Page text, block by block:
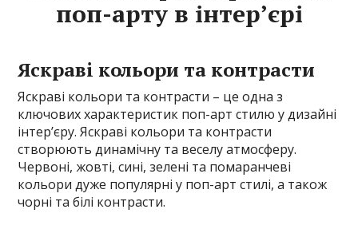
поп-арту в інтер’єрі
Яскраві кольори та контрасти
Яскраві кольори та контрасти – це одна з
ключових характеристик поп-арт стилю у дизайні
інтер’єру. Яскраві кольори та контрасти
створюють динамічну та веселу атмосферу.
Червоні, жовті, сині, зелені та помаранчеві
кольори дуже популярні у поп-арт стилі, а також
чорні та білі контрасти.